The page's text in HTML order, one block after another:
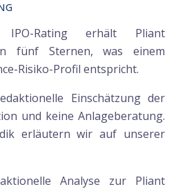
IPO-Rating erhält Pliant
fünf Sternen, was einem
Risiko-Profil entspricht.
Einschätzung der
und keine Anlageberatung.
erläutern wir auf unserer
Analyse zur Pliant